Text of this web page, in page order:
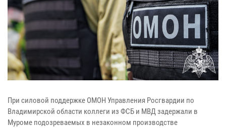
При силовой поддержке ОМОН Управления Росгвардии по
Владимирской области коллеги из ФСБ и МВД задержали в
Муроме подозреваемых в незаконном производстве